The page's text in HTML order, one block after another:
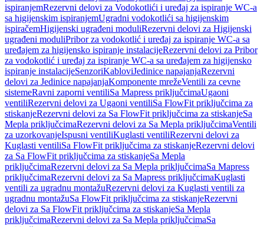
ispiranjemRezervni delovi za Vodokotlići i uređaj za ispiranje WC-a
sa higijenskim ispiranjemUgradni vodokotlići sa higijenskim
ispiračemHigijenski ugrađeni moduliRezervni delovi za Higijenski
ugrađeni moduliPribor za vodokotlić i uređaj za ispiranje WC-a sa
uređajem za higijensko ispiranje instalacijeRezervni delovi za Pribor
za vodokotlić i uređaj za ispiranje WC-a sa uređajem za higijensko
ispiranje instalacijeSenzoriKabloviJedinice napajanjaRezervni
delovi za Jedinice napajanjaKomponente mrežeVentili za cevne
sistemeRavni zaporni ventiliSa Mapress priključcimaUgaoni
ventiliRezervni delovi za Ugaoni ventiliSa FlowFit priključcima za
stiskanjeRezervni delovi za Sa FlowFit priključcima za stiskanjeSa
Mepla priključcimaRezervni delovi za Sa Mepla priključcimaVentili
za uzorkovanjeIspusni ventiliKuglasti ventiliRezervni delovi za
Kuglasti ventiliSa FlowFit priključcima za stiskanjeRezervni delovi
za Sa FlowFit priključcima za stiskanjeSa Mepla
priključcimaRezervni delovi za Sa Mepla priključcimaSa Mapress
priključcimaRezervni delovi za Sa Mapress priključcimaKuglasti
ventili za ugradnu montažuRezervni delovi za Kuglasti ventili za
ugradnu montažuSa FlowFit priključcima za stiskanjeRezervni
delovi za Sa FlowFit priključcima za stiskanjeSa Mepla
priključcimaRezervni delovi za Sa Mepla priključcimaSa